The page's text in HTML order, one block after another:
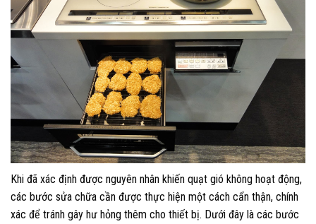
Khi đã xác định được nguyên nhân khiến quạt gió không hoạt động,
các bước sửa chữa cần được thực hiện một cách cẩn thận, chính
xác để tránh gây hư hỏng thêm cho thiết bị. Dưới đây là các bước